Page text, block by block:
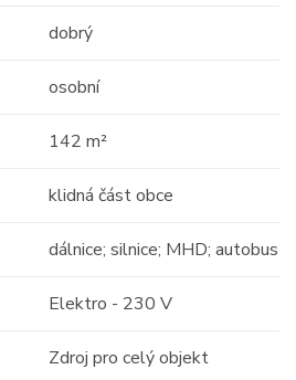
dobrý
osobní
142 m²
klidná část obce
dálnice; silnice; MHD; autobus
Elektro - 230 V
Zdroj pro celý objekt